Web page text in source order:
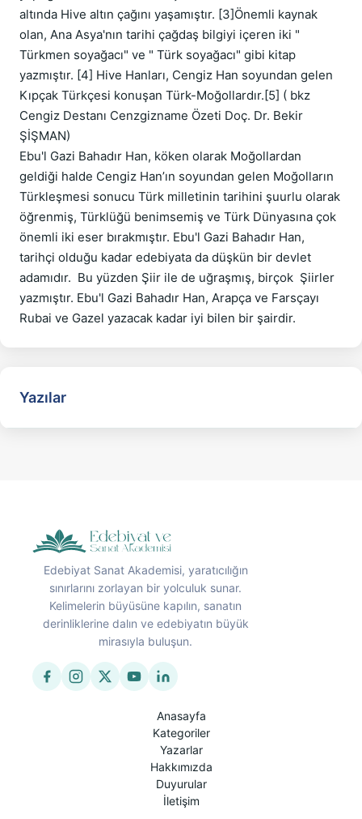
altında Hive altın çağını yaşamıştır. [3]Önemli kaynak
olan, Ana Asya'nın tarihi çağdaş bilgiyi içeren iki "
Türkmen soyağacı" ve " Türk soyağacı" gibi kitap
yazmıştır. [4] Hive Hanları, Cengiz Han soyundan gelen
Kıpçak Türkçesi konuşan Türk-Moğollardır.[5] ( bkz
Cengiz Destanı Cenzgizname Özeti Doç. Dr. Bekir
ŞİŞMAN)
Ebu'l Gazi Bahadır Han, köken olarak Moğollardan
geldiği halde Cengiz Han’ın soyundan gelen Moğolların
Türkleşmesi sonucu Türk milletinin tarihini şuurlu olarak
öğrenmiş, Türklüğü benimsemiş ve Türk Dünyasına çok
önemli iki eser bırakmıştır. Ebu'l Gazi Bahadır Han,
tarihçi olduğu kadar edebiyata da düşkün bir devlet
adamıdır.  Bu yüzden Şiir ile de uğraşmış, birçok  Şiirler
yazmıştır. Ebu'l Gazi Bahadır Han, Arapça ve Farsçayı
Yazılar
Edebiyat Sanat Akademisi, yaratıcılığın
sınırlarını zorlayan bir yolculuk sunar.
Kelimelerin büyüsüne kapılın, sanatın
derinliklerine dalın ve edebiyatın büyük
mirasıyla buluşun.
Anasayfa
Kategoriler
Yazarlar
Hakkımızda
Duyurular
İletişim